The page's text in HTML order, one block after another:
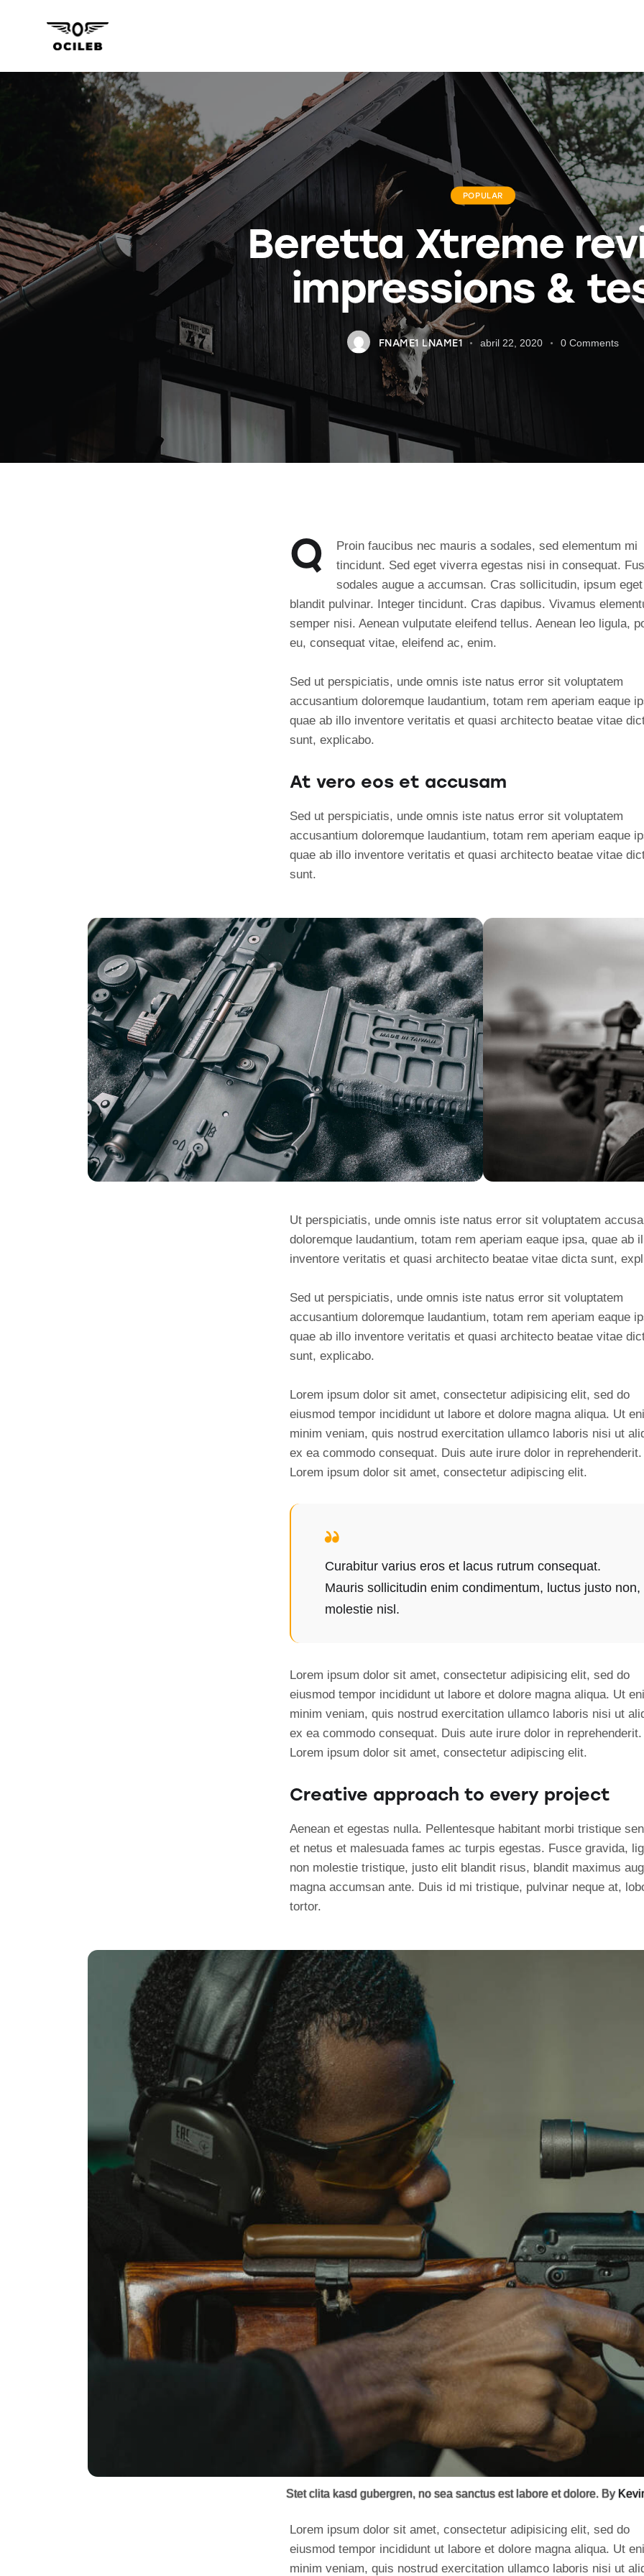
POPULAR
Beretta Xtreme
impressions &
FNAME1 LNAME1 abril 22, 2020 0 Comments
Q
Proin faucibus nec mauris a sodales, sed elementum mi
tincidunt. Sed eget viverra egestas nisi in consequat.
sodales augue a accumsan. Cras sollicitudin, ipsum eget
blandit pulvinar. Integer tincidunt. Cras dapibus. Vivamus
semper nisi. Aenean vulputate eleifend tellus. Aenean leo ligula,
eu, consequat vitae, eleifend ac, enim.
Sed ut perspiciatis, unde omnis iste natus error sit voluptatem
accusantium doloremque laudantium, totam rem aperiam eaque
quae ab illo inventore veritatis et quasi architecto beatae vitae
sunt, explicabo.
At vero eos et accusam
Sed ut perspiciatis, unde omnis iste natus error sit voluptatem
accusantium doloremque laudantium, totam rem aperiam eaque
quae ab illo inventore veritatis et quasi architecto beatae vitae
sunt.
Ut perspiciatis, unde omnis iste natus error sit voluptatem
doloremque laudantium, totam rem aperiam eaque ipsa, quae ab
inventore veritatis et quasi architecto beatae vitae dicta sunt,
Sed ut perspiciatis, unde omnis iste natus error sit voluptatem
accusantium doloremque laudantium, totam rem aperiam eaque
quae ab illo inventore veritatis et quasi architecto beatae vitae
sunt, explicabo.
Lorem ipsum dolor sit amet, consectetur adipisicing elit, sed do
eiusmod tempor incididunt ut labore et dolore magna aliqua. Ut
minim veniam, quis nostrud exercitation ullamco laboris nisi ut
ex ea commodo consequat. Duis aute irure dolor in reprehenderit.
Lorem ipsum dolor sit amet, consectetur adipiscing elit.
Curabitur varius eros et lacus rutrum consequat.
Mauris sollicitudin enim condimentum, luctus justo non,
molestie nisl.
Lorem ipsum dolor sit amet, consectetur adipisicing elit, sed do
eiusmod tempor incididunt ut labore et dolore magna aliqua. Ut
minim veniam, quis nostrud exercitation ullamco laboris nisi ut
ex ea commodo consequat. Duis aute irure dolor in reprehenderit.
Lorem ipsum dolor sit amet, consectetur adipiscing elit.
Creative approach to every project
Aenean et egestas nulla. Pellentesque habitant morbi tristique
et netus et malesuada fames ac turpis egestas. Fusce gravida,
non molestie tristique, justo elit blandit risus, blandit maximus
magna accumsan ante. Duis id mi tristique, pulvinar neque at,
tortor.
Stet clita kasd gubergren, no sea sanctus est labore et dolore. By
Lorem ipsum dolor sit amet, consectetur adipisicing elit, sed do
eiusmod tempor incididunt ut labore et dolore magna aliqua. Ut
minim veniam, quis nostrud exercitation ullamco laboris nisi ut